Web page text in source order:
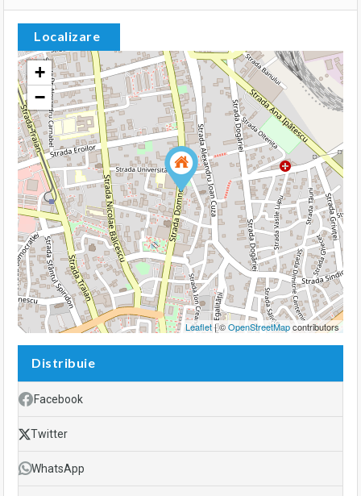
Localizare
+
−
Leaflet| ©OpenStreetMapcontributors
Distribuie
Facebook
Twitter
WhatsApp